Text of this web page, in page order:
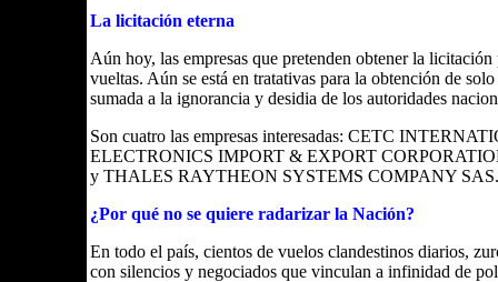
La licitación eterna
Aún hoy, las empresas que pretenden obtener la
vueltas. Aún se está en tratativas para la obtención de
sumada a la ignorancia y desidia de los autoridades
Son cuatro las empresas interesadas: CETC
ELECTRONICS IMPORT & EXPORT
y THALES RAYTHEON SYSTEMS COMPANY SAS.
¿Por qué no se quiere radarizar la Nación?
En todo el país, cientos de vuelos clandestinos diarios,
con silencios y negociados que vinculan a infinidad de